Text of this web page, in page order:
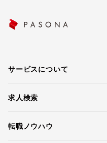
サービスについて
求人検索
転職ノウハウ